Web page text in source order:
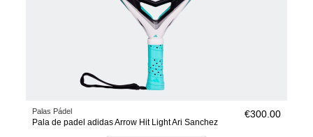
Palas Pádel
Pala de padel adidas Arrow Hit Light Ari Sanchez
€300.00